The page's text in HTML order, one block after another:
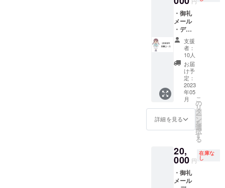
記入く
ださ
い。
※10万支
援コー
スがな
い場合
はプロ
デュー
サーと
監督の
出身地
である
最低一
枚作成
いませ
んが、
良識の
あるお
名前で
お願い
いたし
ます。
※支援
時、必
ず備考
欄に掲
載を希
るお名
前をご
い。
可。ま
た、本
名／ハ
ンドル
ネーム
／キャ
ラク
ター名
／団体
名など
いずれ
でも構
いませ
んが、
良識の
いたし
ます。
※支援
時、必
ず備考
ト参加
権 ・京
都編ポ
スター
※クレ
ジット
名は全
角8文字
（半角
16文
字、た
だし半
角カナ
は不
可）以
す。記
号等不
可。ま
た、本
名／ハ
・御礼
メール
・デジ
タルコ
ンテ&設
定資料
集 ・オ
ンライ
ン試写
会参加
権 ・京
都編ED
ロール
お名前
掲載
―― ・
の上映
イベン
ト参加
権 ・京
都編ポ
支援
者：
10人
お届
け予
定：
2023
年05
月
詳細を見る
こ
の
リ
タ
ー
ン
を
選
択
す
る
20,
000 円
在庫な
し
・御礼
メール